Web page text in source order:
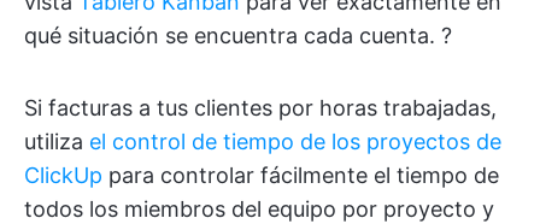
qué situación se encuentra cada cuenta. ?
Si facturas a tus clientes por horas trabajadas,
utiliza el control de tiempo de los proyectos de
ClickUp para controlar fácilmente el tiempo de
todos los miembros del equipo por proyecto y